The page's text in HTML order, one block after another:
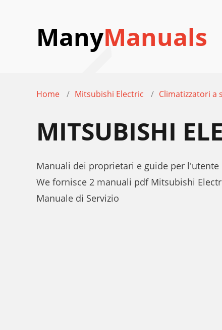
ManyManuals
Home Mitsubishi Electric Climatizzatori a
MITSUBISHI
Manuali dei proprietari e guide per l'utente
We fornisce 2 manuali pdf Mitsubishi
Manuale di Servizio